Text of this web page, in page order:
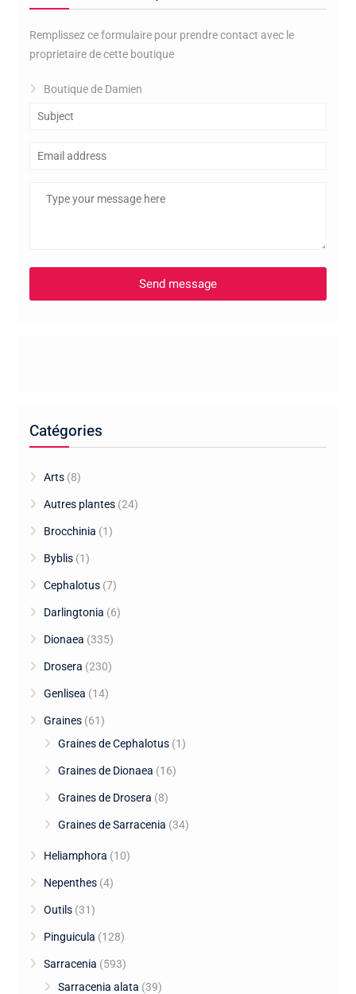
Remplissez ce formulaire pour prendre contact avec le
proprietaire de cette boutique
Boutique de Damien
Catégories
Arts (8)
Autres plantes (24)
Brocchinia (1)
Byblis (1)
Cephalotus (7)
Darlingtonia (6)
Dionaea (335)
Drosera (230)
Genlisea (14)
Graines (61)
Graines de Cephalotus (1)
Graines de Dionaea (16)
Graines de Drosera (8)
Graines de Sarracenia (34)
Heliamphora (10)
Nepenthes (4)
Outils (31)
Pinguicula (128)
Sarracenia (593)
Sarracenia alata (39)